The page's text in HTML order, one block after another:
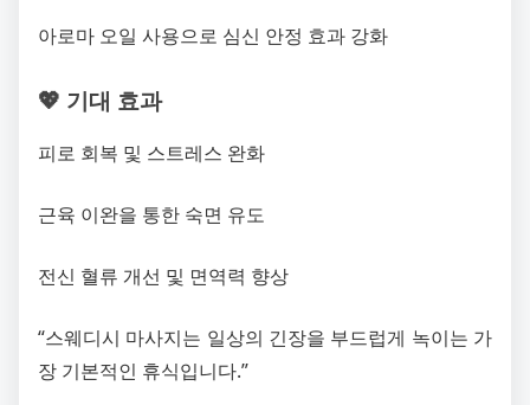
아로마 오일 사용으로 심신 안정 효과 강화
💖 기대 효과
피로 회복 및 스트레스 완화
근육 이완을 통한 숙면 유도
전신 혈류 개선 및 면역력 향상
“스웨디시 마사지는 일상의 긴장을 부드럽게 녹이는 가
장 기본적인 휴식입니다.”